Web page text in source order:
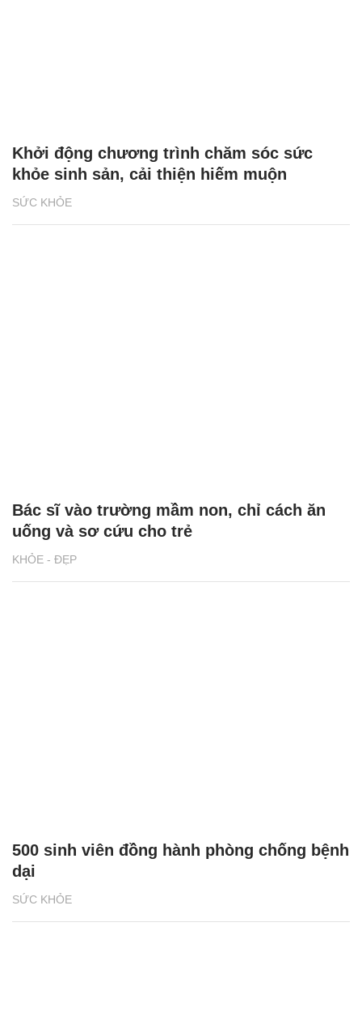
SỨC KHỎE
Khởi động chương trình chăm sóc sức
khỏe sinh sản, cải thiện hiếm muộn
KHỎE - ĐẸP
Bác sĩ vào trường mầm non, chỉ cách ăn
uống và sơ cứu cho trẻ
SỨC KHỎE
500 sinh viên đồng hành phòng chống bệnh
dại